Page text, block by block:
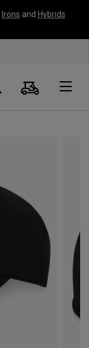
Irons and Hybrids
Suche